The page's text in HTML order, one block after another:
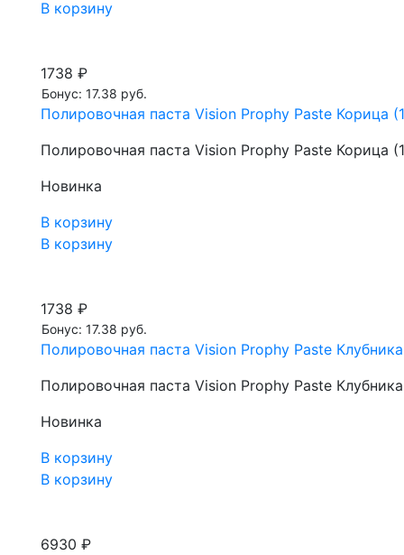
В корзину
1738 ₽
Бонус: 17.38 руб.
Полировочная паста Vision Prophy Paste Корица
Полировочная паста Vision Prophy Paste Корица
Новинка
В корзину
В корзину
1738 ₽
Бонус: 17.38 руб.
Полировочная паста Vision Prophy Paste
Полировочная паста Vision Prophy Paste
Новинка
В корзину
В корзину
6930 ₽